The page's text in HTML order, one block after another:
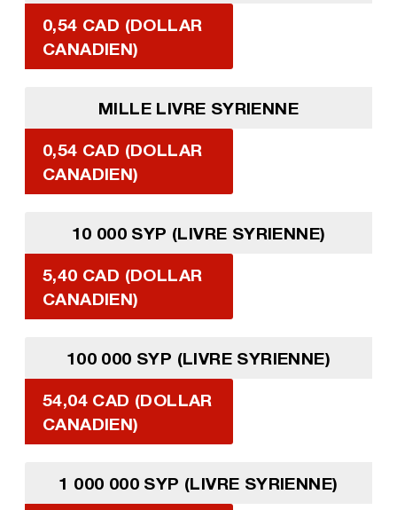
0,54 CAD (DOLLAR
CANADIEN)
MILLE LIVRE SYRIENNE
0,54 CAD (DOLLAR
CANADIEN)
10 000 SYP (LIVRE SYRIENNE)
5,40 CAD (DOLLAR
CANADIEN)
100 000 SYP (LIVRE SYRIENNE)
54,04 CAD (DOLLAR
CANADIEN)
1 000 000 SYP (LIVRE SYRIENNE)